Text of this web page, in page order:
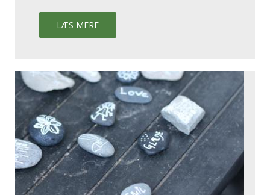
LÆS MERE